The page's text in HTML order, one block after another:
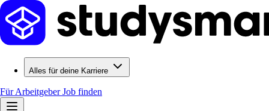
Alles für deine Karriere
Für ArbeitgeberJob finden